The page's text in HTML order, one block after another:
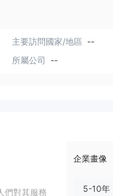
主要訪問國家/地區 --
所屬公司 --
們對其服務
企業畫像
5-10年